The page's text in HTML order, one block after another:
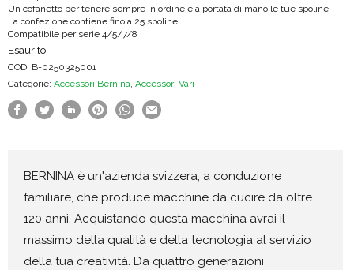
Un cofanetto per tenere sempre in ordine e a portata di mano le tue spoline!
La confezione contiene fino a 25 spoline.
Compatibile per serie 4/5/7/8
Esaurito
COD: B-0250325001
Categorie: Accessori Bernina, Accessori Vari
BERNINA è un'azienda svizzera, a conduzione
familiare, che produce macchine da cucire da oltre
120 anni. Acquistando questa macchina avrai il
massimo della qualità e della tecnologia al servizio
della tua creatività. Da quattro generazioni